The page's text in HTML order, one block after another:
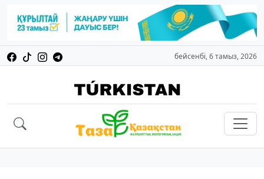
бейсенбі, 6 тамыз, 2026